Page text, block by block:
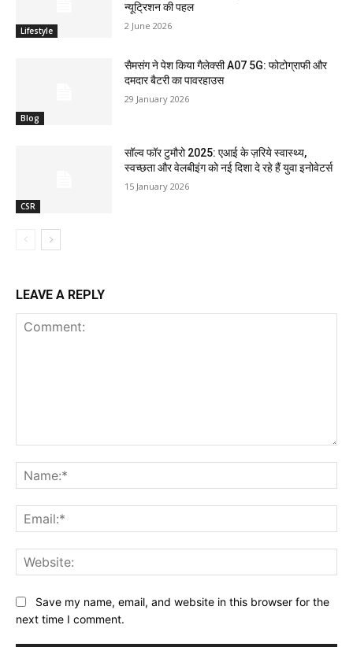
Lifestyle
न्यूट्रिशन की पहल
2 June 2026
Blog
सैमसंग ने पेश किया गैलेक्सी A07 5G: फोटोग्राफी और
दमदार बैटरी का पावरहाउस
29 January 2026
CSR
सॉल्व फॉर टुमौरो 2025: एआई के ज़रिये स्वास्थ्य,
स्वच्छता और वेलबीइंग को नई दिशा दे रहे हैं युवा इनोवेटर्स
15 January 2026
LEAVE A REPLY
Save my name, email, and website in this browser for the
next time I comment.